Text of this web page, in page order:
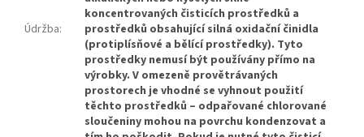
Údržba:
koncentrovaných čisticích prostředků a
prostředků obsahující silná oxidační činidla
(protiplísňové a bělící prostředky). Tyto
prostředky nemusí být používány přímo na
výrobky. V omezeně provětrávaných
prostorech je vhodné se vyhnout použití
těchto prostředků – odpařované chlorované
sloučeniny mohou na povrchu kondenzovat a